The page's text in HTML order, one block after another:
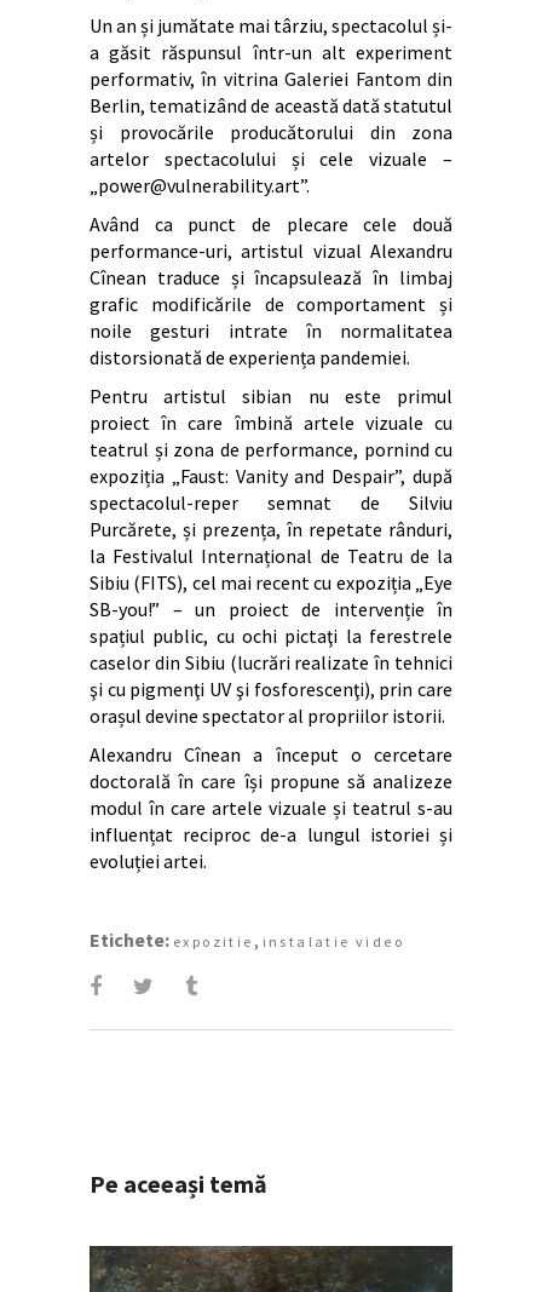
Un an și jumătate mai târziu, spectacolul și-
a găsit răspunsul într-un alt experiment
performativ, în vitrina Galeriei Fantom din
Berlin, tematizând de această dată statutul
și provocările producătorului din zona
artelor spectacolului și cele vizuale –
„power@vulnerability.art”.
Având ca punct de plecare cele două
performance-uri, artistul vizual Alexandru
Cînean traduce și încapsulează în limbaj
grafic modificările de comportament și
noile gesturi intrate în normalitatea
distorsionată de experiența pandemiei.
Pentru artistul sibian nu este primul
proiect în care îmbină artele vizuale cu
teatrul și zona de performance, pornind cu
expoziția „Faust: Vanity and Despair”, după
spectacolul-reper semnat de Silviu
Purcărete, și prezența, în repetate rânduri,
la Festivalul Internațional de Teatru de la
Sibiu (FITS), cel mai recent cu expoziția „Eye
SB-you!” – un proiect de intervenție în
spațiul public, cu ochi pictaţi la ferestrele
caselor din Sibiu (lucrări realizate în tehnici
şi cu pigmenţi UV şi fosforescenţi), prin care
orașul devine spectator al propriilor istorii.
Alexandru Cînean a început o cercetare
doctorală în care își propune să analizeze
modul în care artele vizuale și teatrul s-au
influențat reciproc de-a lungul istoriei și
evoluției artei.
Etichete: expozitie , instalatie video
Pe aceeași temă